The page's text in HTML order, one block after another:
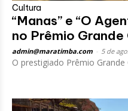
Cultura
“Manas” e “O
no Prêmio
admin@maratimba.com 5 de
O prestigiado Prêmio